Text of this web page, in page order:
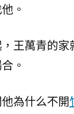
。
王萬青的家
。
為什么不開